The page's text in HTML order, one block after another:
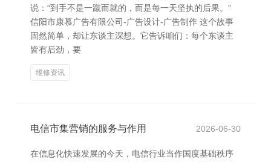
说：“到手不是一蹴而就的，而是每一天坚执的后果。”
信阳市康慕广告有限公司-广告设计-广告制作 这个故事
固然简单，却让东谈主深想。它告诉咱们：每个东谈主
皆有后劲，要
维修资讯
电信市集营销的服务与作用 2026-06-30
在信息化快速发展的今天，电信行业当作国度基础秩序